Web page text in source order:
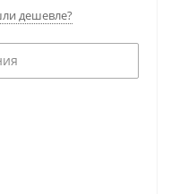
дешевле?